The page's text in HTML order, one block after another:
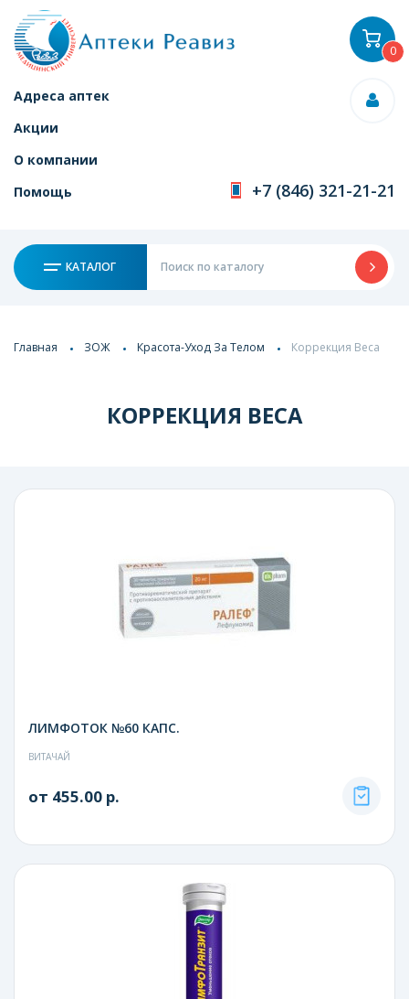
Адреса аптек
Акции
О компании
Помощь
+7 (846) 321-21-21
КАТАЛОГ
0
Главная ЗОЖ Красота-Уход За Телом Коррекция Веса
КОРРЕКЦИЯ ВЕСА
ЛИМФОТОК №60 КАПС.
ВИТАЧАЙ
от 455.00 р.